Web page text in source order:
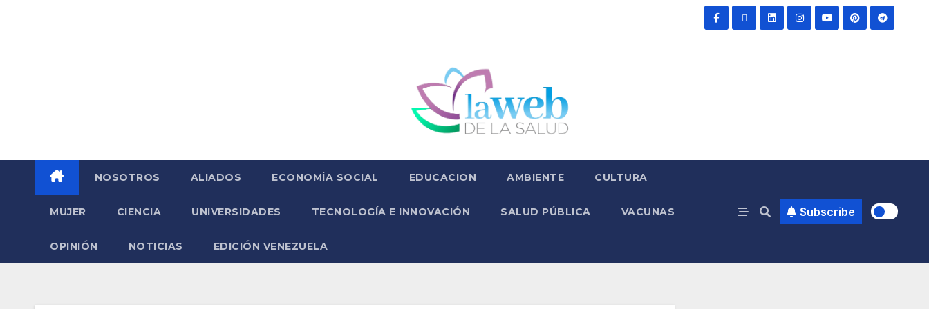
NOSOTROS ALIADOS ECONOMÍA SOCIAL EDUCACION AMBIENTE CULTURA
MUJER CIENCIA UNIVERSIDADES TECNOLOGÍA E INNOVACIÓN SALUD PÚBLICA VACUNAS
OPINIÓN NOTICIAS EDICIÓN VENEZUELA
Subscribe